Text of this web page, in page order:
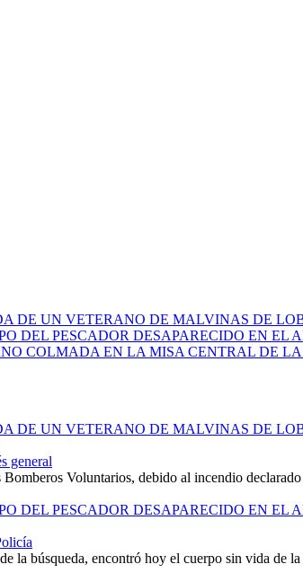
DE UN VETERANO DE MALVINAS DE
DEL PESCADOR DESAPARECIDO EN EL
COLMADA EN LA MISA CENTRAL DE
DE UN VETERANO DE MALVINAS DE
general
Bomberos Voluntarios, debido al incendio
DEL PESCADOR DESAPARECIDO EN EL
la búsqueda, encontró hoy el cuerpo sin vida de la